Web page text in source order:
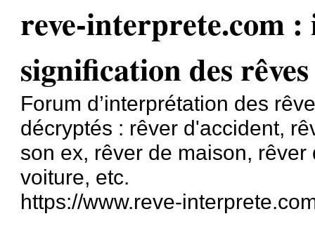
reve-interprete.com
signification des rêves
Forum d’interprétation des
décryptés : rêver d'accident,
son ex, rêver de maison,
voiture, etc.
https://www.reve-